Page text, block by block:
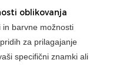
oblikovanja
barvne možnosti
za prilagajanje
specifični znamki ali